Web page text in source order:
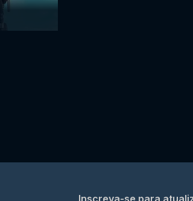
Inscreva-se para